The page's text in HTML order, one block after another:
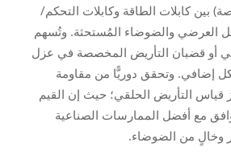
عن ٣٠ سم (١٢ بوصة) بين كابلات الطاقة وكابلات التحكم/
العرضي والضوضاء المُستحثة. وتُسهم
أو قضبان التأريض المخصصة في عزل
إضافي. وتحقق دوريًّا من مقاومة
قياس التأريض الحلقي؛ حيث إن القيم
مع أفضل الممارسات الصناعية
وخالٍ من الضوضاء.